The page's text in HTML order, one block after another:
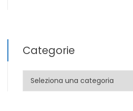
Categorie
Categorie